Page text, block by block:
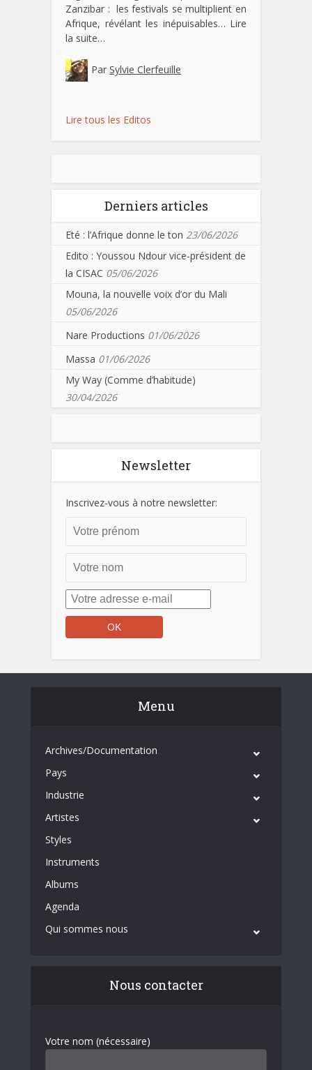
Zanzibar : les festivals se multiplient en
Afrique, révélant les inépuisables… Lire
la suite…
Par Sylvie Clerfeuille
Lire tous les Editos
Derniers articles
Eté : l’Afrique donne le ton 23/06/2026
Edito : Youssou Ndour vice-président de
la CISAC 05/06/2026
Mouna, la nouvelle voix d’or du Mali
05/06/2026
Nare Productions 01/06/2026
Massa 01/06/2026
My Way (Comme d’habitude)
30/04/2026
Newsletter
Inscrivez-vous à notre newsletter:
Menu
Archives/Documentation
Pays
Industrie
Artistes
Styles
Instruments
Albums
Agenda
Qui sommes nous
Nous contacter
Votre nom (nécessaire)